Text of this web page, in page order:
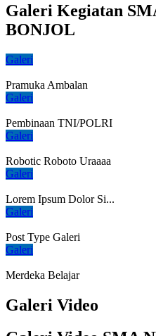
Galeri Kegiatan
BONJOL
Galeri
Pramuka Ambalan
Galeri
Pembinaan TNI/POLRI
Galeri
Robotic Roboto Uraaaa
Galeri
Lorem Ipsum Dolor Si...
Galeri
Post Type Galeri
Galeri
Merdeka Belajar
Galeri Video